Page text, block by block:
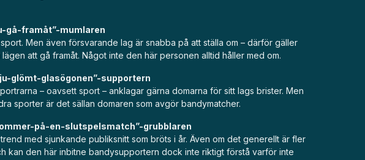
gå-framåt”-mumlaren
Men även försvarande lag är snabba på att ställa om – därför gäller
att gå framåt. Något inte den här personen alltid håller med om.
glömt-glasögonen”-supportern
– oavsett sport – anklagar gärna domarna för sitt lags brister. Men
sporter är det sällan domaren som avgör bandymatcher.
på-en-slutspelsmatch”-grubblaren
med sjunkande publiksnitt som bröts i år. Även om det generellt är fler
kan den här inbitne bandysupportern dock inte riktigt förstå varför inte